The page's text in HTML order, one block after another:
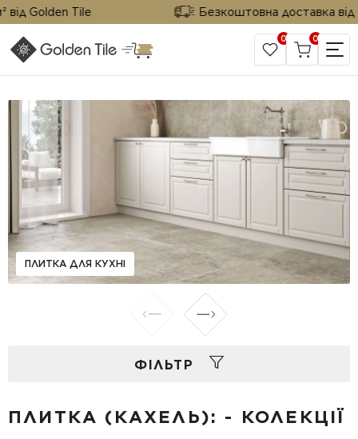
Golden Tile Безкоштовна доставка від
САЙТ КОМПАНІЇ
0 0
ПЛИТКА ДЛЯ КУХНІ
ФIЛЬТР
ПЛИТКА (КАХЕЛЬ): - КОЛЕКЦІЇ